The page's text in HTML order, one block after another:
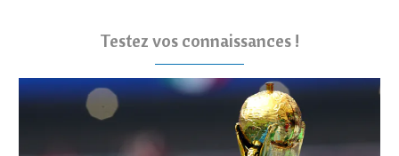
Testez vos connaissances !